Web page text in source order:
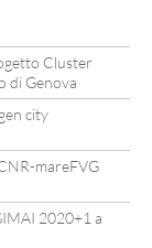
Cluster
di Genova
city
mareFVG
2020+1 a